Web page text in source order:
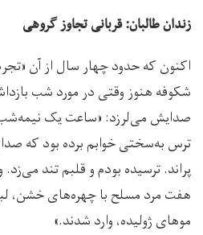
زندان طالبان: قربانی تجاوز گروهی
اکنون که حدود چهار سال از آن
شکوفه هنوز وقتی در مورد شب
صدایش می‌لرزد: «ساعت یک
ترس به‌سختی خوابم برده بود که
پراند. ترسیده بودم و قلبم تند
هفت مرد مسلح با چهره‌های خشن،
موهای ژولیده، وارد شدند.»